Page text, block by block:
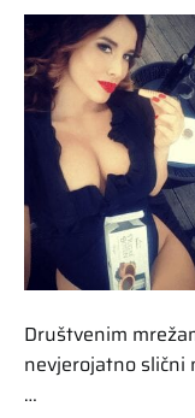
Društvenim
nevjerojatno slični
…